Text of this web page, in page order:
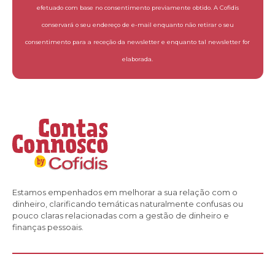
efetuado com base no consentimento previamente obtido. A Cofidis
conservará o seu endereço de e-mail enquanto não retirar o seu
consentimento para a receção da newsletter e enquanto tal newsletter for
elaborada.
Estamos empenhados em melhorar a sua relação com o
dinheiro, clarificando temáticas naturalmente confusas ou
pouco claras relacionadas com a gestão de dinheiro e
finanças pessoais.